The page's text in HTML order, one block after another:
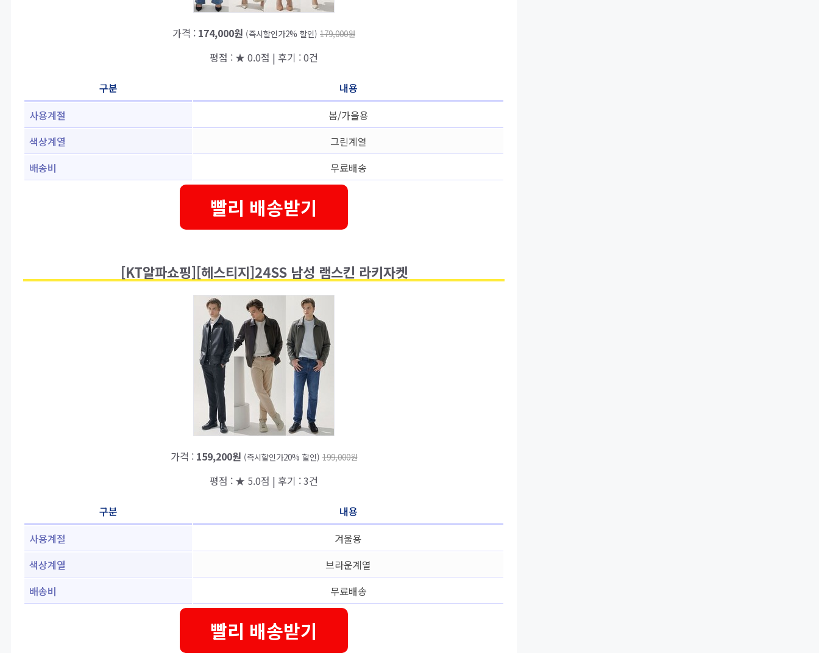
가격 : 174,000원 (즉시할인가2% 할인) 179,000원
평점 : ★ 0.0점 | 후기 : 0건
구분
내용
사용계절
봄/가을용
색상계열
그린계열
배송비
무료배송
빨리 배송받기
[KT알파쇼핑][헤스티지]24SS 남성 램스킨 라키자켓
가격 : 159,200원 (즉시할인가20% 할인) 199,000원
평점 : ★ 5.0점 | 후기 : 3건
구분
내용
사용계절
겨울용
색상계열
브라운계열
배송비
무료배송
빨리 배송받기